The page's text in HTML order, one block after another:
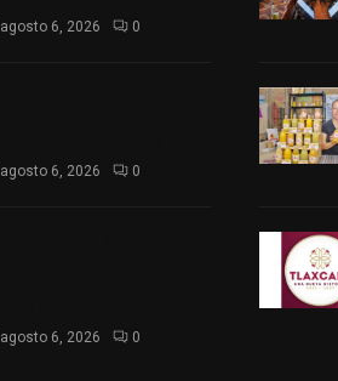
agosto 6, 2026 0
agosto 6, 2026 0
agosto 6, 2026 0